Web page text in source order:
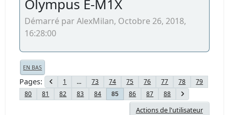
Olympus E-M1X
Démarré par AlexMilan, Octobre 26, 2018,
16:28:00
EN BAS
Pages 1 ... 73 74 75 76 77 78
79
80
81 82 83 84 85 86 87 88
Actions de l'utilisateur